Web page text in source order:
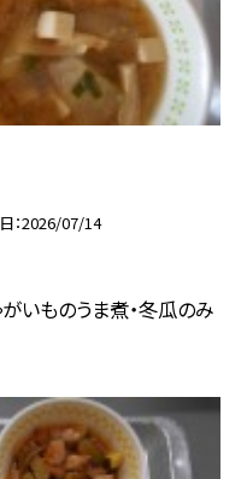
2026/07/14
いものうま煮・冬瓜のみ